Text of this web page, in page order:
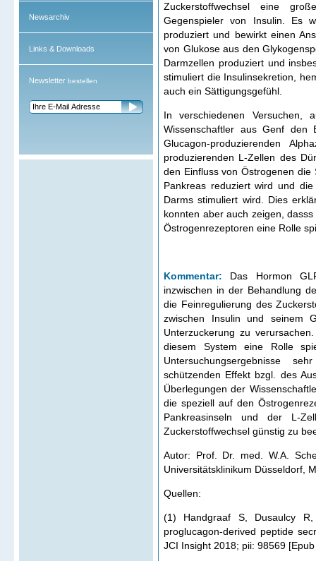
Zuckerstoffwechsel eine
Gegenspieler von Insulin. Es
produziert und bewirkt einen
von Glukose aus den
Darmzellen produziert und
stimuliert die Insulinsekretion,
auch ein Sättigungsgefühl.
In verschiedenen Versuchen,
Wissenschaftler aus Genf
Glucagon-produzierenden
produzierenden L-Zellen des
den Einfluss von Östrogenen
Pankreas reduziert wird und
Darms stimuliert wird. Dies
konnten aber auch zeigen,
Östrogenrezeptoren eine Rolle
Kommentar: Das Hormon
inzwischen in der Behandlung
die Feinregulierung des
zwischen Insulin und seinem
Unterzuckerung zu
diesem System eine Rolle
Untersuchungsergebnisse
schützenden Effekt bzgl. des
Überlegungen der
die speziell auf den
Pankreasinseln und der L-
Zuckerstoffwechsel günstig zu
Autor: Prof. Dr. med. W.A.
Universitätsklinikum Düsseldorf,
Quellen:
(1) Handgraaf S, Dusaulcy
proglucagon-derived peptide
JCI Insight 2018; pii: 98569
Newsarchiv
Links & Downloads
Newsletter bestellen